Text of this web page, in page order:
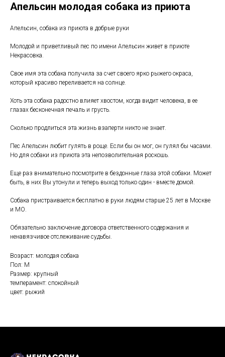
Апельсин молодая собака из приюта
Апельсин, собака из приюта в добрые руки
Молодой и приветливый пес по имени Апельсин живет в приюте
Некрасовка.
Свое имя эта собака получила за счет своего ярко рыжего окраса,
который красиво переливается на солнце.
Хоть эта собака радостно влияет хвостом, когда видит человека, в ее
глазах бесконечная печаль и грусть.
Сколько продлиться эта жизнь взаперти никто не знает.
Пес Апельсин любит гулять в роще. Если бы он мог, он гулял бы часами.
Но для собаки из приюта эта непозволительная роскошь.
Еще раз внимательно посмотрите в бездонные глаза этой собаки. Может
быть, в них Вы утонули и теперь выход только один - вместе домой.
Собака пристраивается бесплатно в руки людям старше 25 лет в Москве
и МО.
Обязательно заключение договора ответственного содержания и
ненавязчивое отслеживание судьбы.
Возраст: молодая собака
Пол: М
Размер: крупный
темперамент: спокойный
цвет: рыжий